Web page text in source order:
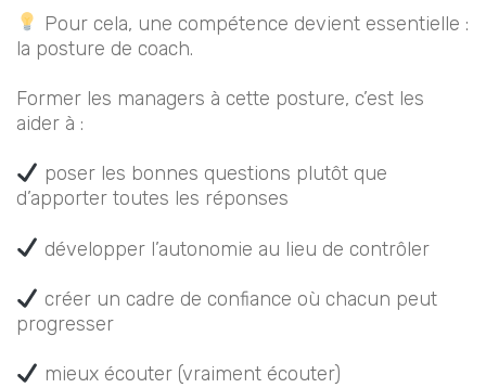
Pour cela, une compétence devient essentielle :
la posture de coach.
Former les managers à cette posture, c’est les
aider à :
poser les bonnes questions plutôt que
d’apporter toutes les réponses
développer l’autonomie au lieu de contrôler
créer un cadre de confiance où chacun peut
progresser
mieux écouter (vraiment écouter)